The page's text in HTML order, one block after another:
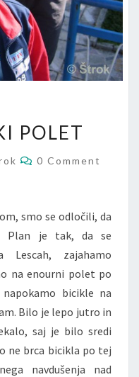
POLET
0 Comment
smo se odločili, da
Plan je tak, da se
zajahamo
na enourni polet po
bicikle na
Bilo je lepo jutro in
saj je bilo sredi
ne brca bicikla po tej
navdušenja nad